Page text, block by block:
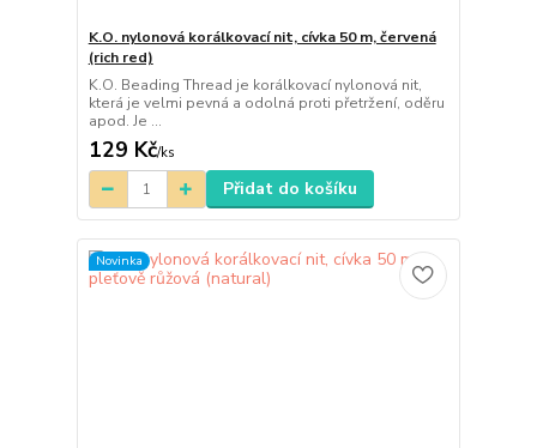
K.O. nylonová korálkovací nit, cívka 50 m, červená
(rich red)
K.O. Beading Thread je korálkovací nylonová nit,
která je velmi pevná a odolná proti přetržení, oděru
apod. Je ...
129 Kč/ks
Přidat do košíku
Novinka